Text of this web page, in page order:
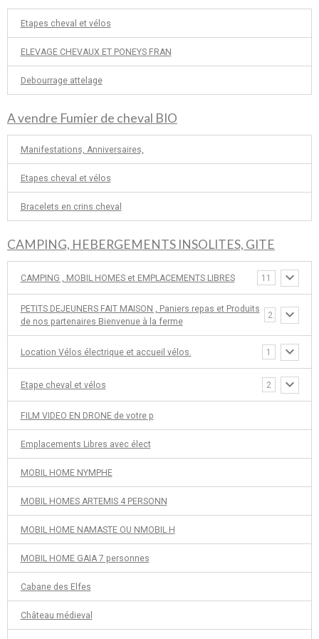
Etapes cheval et vélos
ELEVAGE CHEVAUX ET PONEYS FRAN
Debourrage attelage
A vendre Fumier de cheval BIO
Manifestations, Anniversaires,
Etapes cheval et vélos
Bracelets en crins cheval
CAMPING, HEBERGEMENTS INSOLITES, GITE
CAMPING , MOBIL HOMES et EMPLACEMENTS LIBRES 11
PETITS DEJEUNERS FAIT MAISON , Paniers repas et Produits
de nos partenaires Bienvenue à la ferme
Location Vélos électrique et accueil vélos. 1
Etape cheval et vélos 2
FILM VIDEO EN DRONE de votre p
Emplacements Libres avec élect
MOBIL HOME NYMPHE
MOBIL HOMES ARTEMIS 4 PERSONN
MOBIL HOME NAMASTE OU NMOBIL H
MOBIL HOME GAIA 7 personnes
Cabane des Elfes
Château médieval